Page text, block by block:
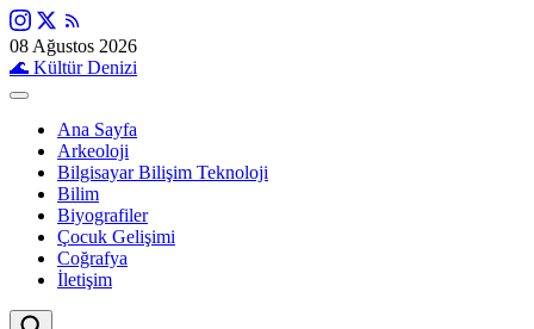
08 Ağustos 2026
🌊 Kültür Denizi
Ana Sayfa
Arkeoloji
Bilgisayar Bilişim Teknoloji
Bilim
Biyografiler
Çocuk Gelişimi
Coğrafya
İletişim